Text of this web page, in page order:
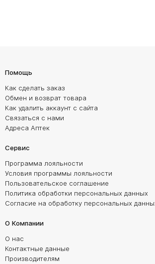
Помощь
Как сделать заказ
Обмен и возврат товара
Как удалить аккаунт с сайта
Связаться с нами
Адреса Аптек
Сервис
Программа лояльности
Условия программы лояльности
Пользовательское соглашение
Политика обработки персональных данных
Согласие на обработку персональных
О Компании
О нас
Контактные данные
Производителям